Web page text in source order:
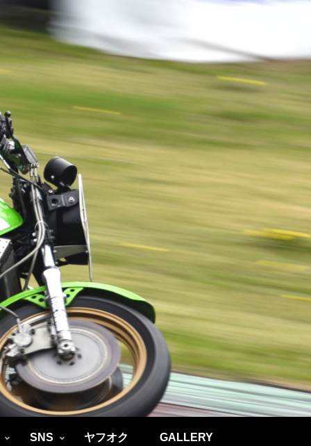
SNS ヤフオク GALLERY